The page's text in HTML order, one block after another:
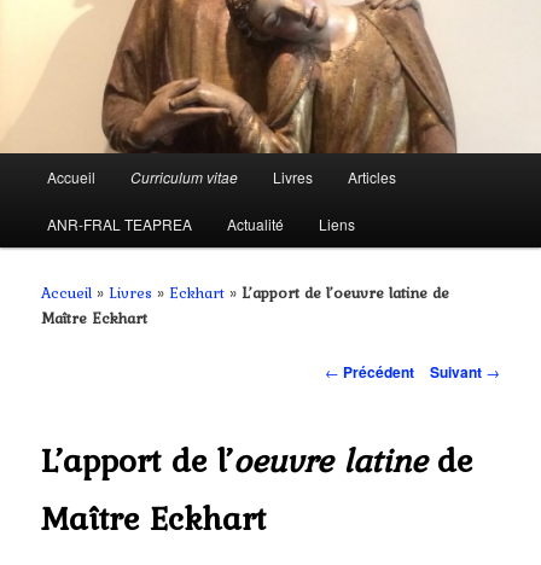
principal
Aller
au
contenu
Accueil Curriculum vitae Livres Articles
ANR-FRAL TEAPREA Actualité Liens
Accueil » Livres » Eckhart » L’apport de l’oeuvre latine de
Maître Eckhart
Navigation
← Précédent Suivant →
L’apport de l’oeuvre latinede
Maître Eckhart